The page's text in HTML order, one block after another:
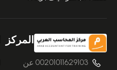
00201011629103
المركز
عن